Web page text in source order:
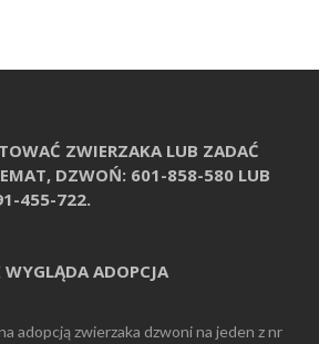
ZWIERZAKA LUB ZADAĆ
DZWOŃ: 601-858-580 LUB
455-722.
ADOPCJA
adopcją zwierzaka dzwoni na jeden z nr